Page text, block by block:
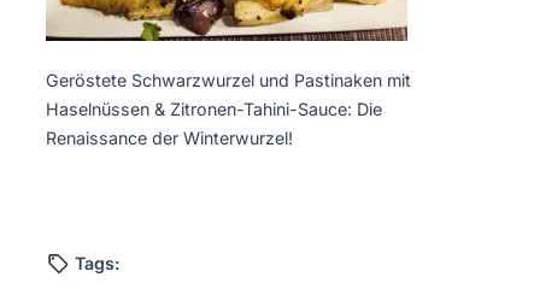
Geröstete Schwarzwurzel und Pastinaken mit
Haselnüssen & Zitronen-Tahini-Sauce: Die
Renaissance der Winterwurzel!
Tags: